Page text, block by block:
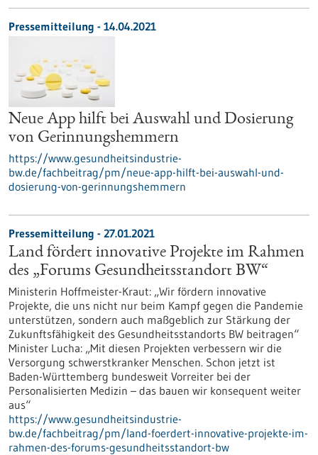
Pressemitteilung - 14.04.2021
Neue App hilft bei Auswahl und Dosierung
von Gerinnungshemmern
https://www.gesundheitsindustrie-
bw.de/fachbeitrag/pm/neue-app-hilft-bei-auswahl-und-
dosierung-von-gerinnungshemmern
Pressemitteilung - 27.01.2021
Land fördert innovative Projekte im Rahmen
des „Forums Gesundheitsstandort BW“
Ministerin Hoffmeister-Kraut: „Wir fördern innovative
Projekte, die uns nicht nur beim Kampf gegen die Pandemie
unterstützen, sondern auch maßgeblich zur Stärkung der
Zukunftsfähigkeit des Gesundheitsstandorts BW beitragen“
Minister Lucha: „Mit diesen Projekten verbessern wir die
Versorgung schwerstkranker Menschen. Schon jetzt ist
Baden-Württemberg bundesweit Vorreiter bei der
Personalisierten Medizin – das bauen wir konsequent weiter
aus“
https://www.gesundheitsindustrie-
bw.de/fachbeitrag/pm/land-foerdert-innovative-projekte-im-
rahmen-des-forums-gesundheitsstandort-bw